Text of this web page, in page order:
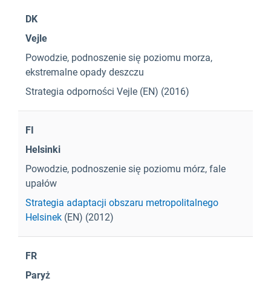
DK
Vejle
Powodzie, podnoszenie się poziomu morza,
ekstremalne opady deszczu
Strategia odporności Vejle (EN) (2016)
FI
Helsinki
Powodzie, podnoszenie się poziomu mórz, fale
upałów
Strategia adaptacji obszaru metropolitalnego
Helsinek (EN) (2012)
FR
Paryż